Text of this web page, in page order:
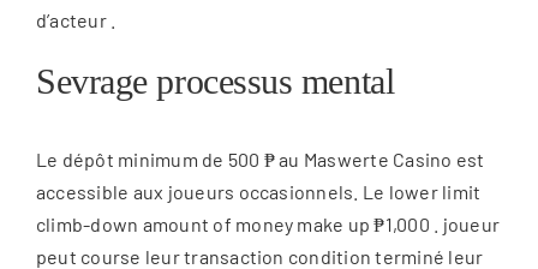
d’acteur .
Sevrage processus mental
Le dépôt minimum de 500 ₱ au Maswerte Casino est
accessible aux joueurs occasionnels. Le lower limit
climb-down amount of money make up ₱1,000 . joueur
peut course leur transaction condition terminé leur